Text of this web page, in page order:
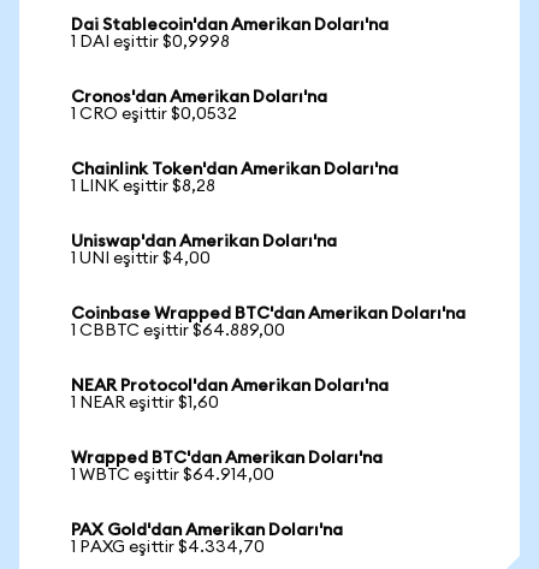
Dai Stablecoin'dan Amerikan Doları'na
1 DAI eşittir $0,9998
Cronos'dan Amerikan Doları'na
1 CRO eşittir $0,0532
Chainlink Token'dan Amerikan Doları'na
1 LINK eşittir $8,28
Uniswap'dan Amerikan Doları'na
1 UNI eşittir $4,00
Coinbase Wrapped BTC'dan Amerikan Doları'na
1 CBBTC eşittir $64.889,00
NEAR Protocol'dan Amerikan Doları'na
1 NEAR eşittir $1,60
Wrapped BTC'dan Amerikan Doları'na
1 WBTC eşittir $64.914,00
PAX Gold'dan Amerikan Doları'na
1 PAXG eşittir $4.334,70